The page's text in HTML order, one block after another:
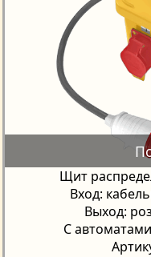
Щит
Вход:
Выход:
С